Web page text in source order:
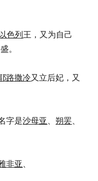
色列王，又为自己
。
路撒冷又立后妃，又
字是沙母亚 、朔罢、
非亚、